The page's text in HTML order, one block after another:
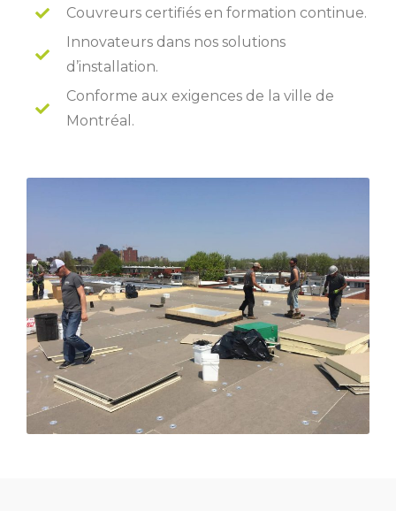
Couvreurs certifiés en formation continue.
Innovateurs dans nos solutions
d’installation.
Conforme aux exigences de la ville de
Montréal.